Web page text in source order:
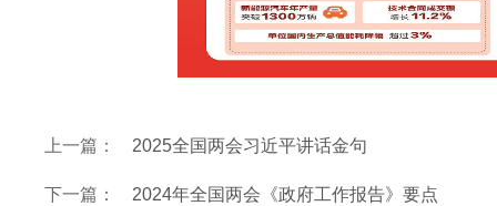
上一篇： 2025全国两会习近平讲话金句
下一篇： 2024年全国两会《政府工作报告》要点